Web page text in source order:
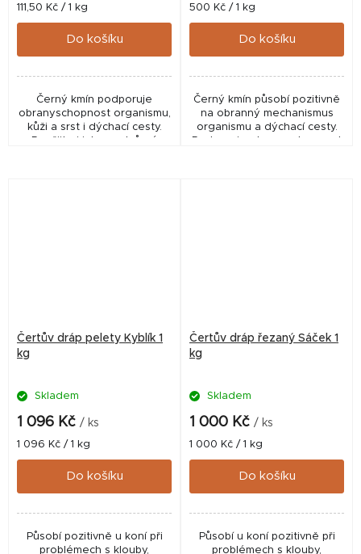
Měrná
cena:
111,50 Kč / 1 kg
Do košíku
Černý kmín podporuje
obranyschopnost organismu,
kůži a srst i dýchací cesty.
Měrná
cena:
500 Kč / 1 kg
Do košíku
Černý kmín působí pozitivně
na obranný mechanismus
organismu a dýchací cesty.
Čertův dráp pelety Kyblík 1
kg
Skladem
1 096 Kč / ks
Měrná
cena:
1 096 Kč / 1 kg
Do košíku
Působí pozitivně u koní při
problémech s klouby,
Čertův dráp řezaný Sáček 1
kg
Skladem
1 000 Kč / ks
Měrná
cena:
1 000 Kč / 1 kg
Do košíku
Působí u koní pozitivně při
problémech s klouby,